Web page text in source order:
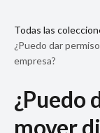
Todas las
¿Puedo dar
empresa?
¿Puedo
mover